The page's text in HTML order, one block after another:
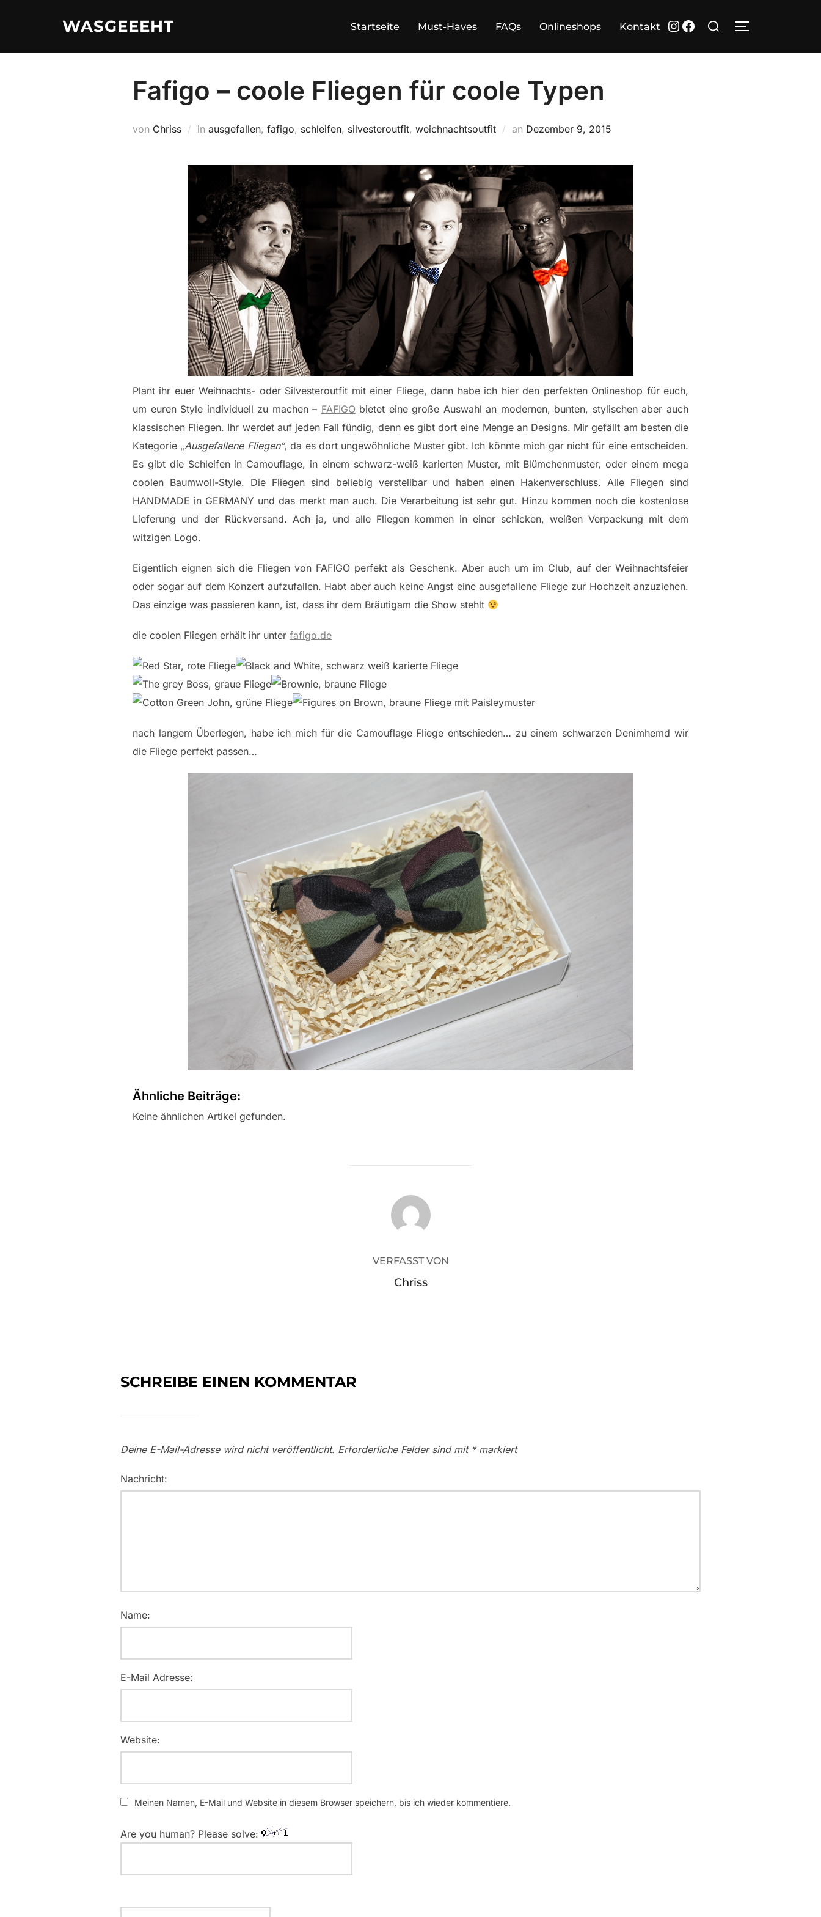
WASGEEEHT Startseite Must-Haves FAQs Onlineshops Kontakt Instagram
Facebook
Suchen
Fafigo – coole Fliegen für coole Typen
von Chriss in ausgefallen, fafigo, schleifen, silvesteroutfit, weichnachtsoutfit an Veröffentlicht
Dezember 9, 2015
Plant ihr euer Weihnachts- oder Silvesteroutfit mit einer Fliege, dann habe ich hier den perfekten Onlineshop für euch,
um euren Style individuell zu machen – FAFIGObietet eine große Auswahl an modernen, bunten, stylischen aber auch
klassischen Fliegen. Ihr werdet auf jeden Fall fündig, denn es gibt dort eine Menge an Designs. Mir gefällt am besten die
Kategorie „Ausgefallene Fliegen“, da es dort ungewöhnliche Muster gibt. Ich könnte mich gar nicht für eine entscheiden.
Es gibt die Schleifen in Camouflage, in einem schwarz-weiß karierten Muster, mit Blümchenmuster, oder einem mega
coolen Baumwoll-Style. Die Fliegen sind beliebig verstellbar und haben einen Hakenverschluss. Alle Fliegen sind
HANDMADE in GERMANY und das merkt man auch. Die Verarbeitung ist sehr gut. Hinzu kommen noch die kostenlose
Lieferung und der Rückversand. Ach ja, und alle Fliegen kommen in einer schicken, weißen Verpackung mit dem
witzigen Logo.
Eigentlich eignen sich die Fliegen von FAFIGO perfekt als Geschenk. Aber auch um im Club, auf der Weihnachtsfeier
oder sogar auf dem Konzert aufzufallen. Habt aber auch keine Angst eine ausgefallene Fliege zur Hochzeit anzuziehen.
Das einzige was passieren kann, ist, dass ihr dem Bräutigam die Show stehlt
die coolen Fliegen erhält ihr unter fafigo.de
nach langem Überlegen, habe ich mich für die Camouflage Fliege entschieden… zu einem schwarzen Denimhemd wir
die Fliege perfekt passen…
Ähnliche Beiträge:
Keine ähnlichen Artikel gefunden.
BEITRAGSAUTOR
VERFASST VON
Chriss
SCHREIBE EINEN KOMMENTAR
Deine E-Mail-Adresse wird nicht veröffentlicht. Erforderliche Felder sind mit *markiert
Nachricht:
Name:
E-Mail Adresse:
Website:
Meinen Namen, E-Mail und Website in diesem Browser speichern, bis ich wieder kommentiere.
Are you human? Please solve: